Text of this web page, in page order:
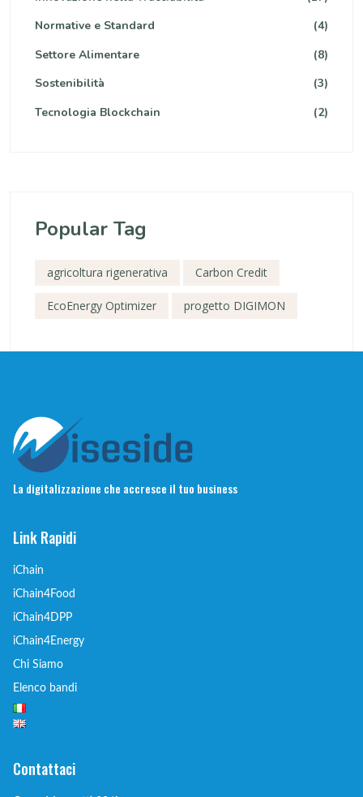
Normative e Standard
(4)
Settore Alimentare
(8)
Sostenibilità
(3)
Tecnologia Blockchain
(2)
Popular Tag
agricoltura rigenerativa Carbon Credit
EcoEnergy Optimizer progetto DIGIMON
La digitalizzazione che accresce il tuo business
Link Rapidi
iChain
iChain4Food
iChain4DPP
iChain4Energy
Chi Siamo
Elenco bandi
Contattaci